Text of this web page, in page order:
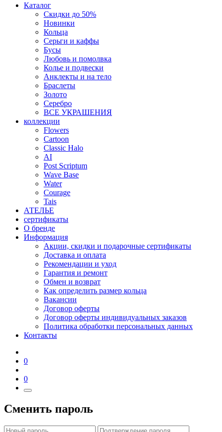
Каталог
Скидки до 50%
Новинки
Кольца
Серьги и каффы
Бусы
Любовь и помолвка
Колье и подвески
Анклекты и на тело
Браслеты
Золото
Серебро
ВСЕ УКРАШЕНИЯ
коллекции
Flowers
Cartoon
Classic Halo
AI
Post Scriptum
Wave Base
Water
Courage
Tais
АТЕЛЬЕ
сертификаты
О бренде
Информация
Акции, скидки и подарочные сертификаты
Доставка и оплата
Рекомендации и уход
Гарантия и ремонт
Обмен и возврат
Как определить размер кольца
Вакансии
Договор оферты
Договор оферты индивидуальных заказов
Политика обработки персональных данных
Контакты
0
0
Сменить пароль